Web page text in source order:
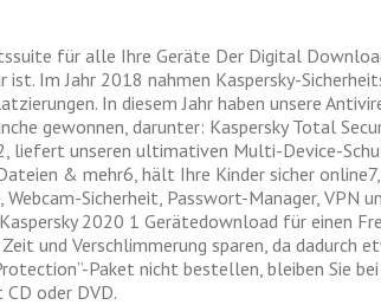
für alle Ihre Geräte Der Digital
Im Jahr 2018 nahmen Kaspersky-
In diesem Jahr haben unsere
gewonnen, darunter: Kaspersky Total
liefert unseren ultimativen Multi-Device-
& mehr6, hält Ihre Kinder sicher
Sicherheit, Passwort-Manager, VPN
2020 1 Gerätedownload für einen
und Verschlimmerung sparen, da
Paket nicht bestellen, bleiben Sie
oder DVD.